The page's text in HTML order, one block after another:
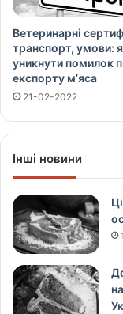
Ветеринарні
транспорт, умови:
уникнути помилок
експорту м’яса
21-02-2022
Інші новини